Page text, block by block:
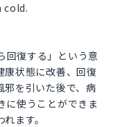
復する」という意
康状態に改善、回復
邪を引いた後で、病
に使うことができま
ます。